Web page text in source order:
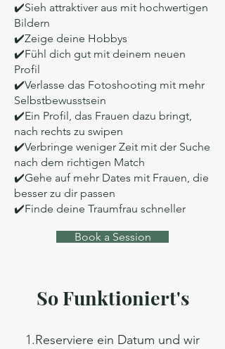
✔️Sieh attraktiver aus mit hochwertigen
Bildern
✔️Zeige deine Hobbys
✔️Fühl dich gut mit deinem neuen
Profil
✔️Verlasse das Fotoshooting mit mehr
Selbstbewusstsein
✔️Ein Profil, das Frauen dazu bringt,
nach rechts zu swipen
✔️Verbringe weniger Zeit mit der Suche
nach dem richtigen Match
✔️Gehe auf mehr Dates mit Frauen, die
besser zu dir passen
✔️Finde deine Traumfrau schneller
Book a Session
So Funktioniert's
1.Reserviere ein Datum und wir